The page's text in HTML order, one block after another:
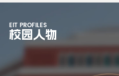
EIT PROFILES
校园人物